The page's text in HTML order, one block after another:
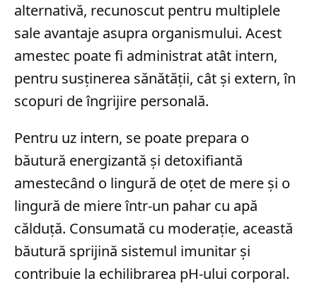
alternativă, recunoscut pentru multiplele
sale avantaje asupra organismului. Acest
amestec poate fi administrat atât intern,
pentru susținerea sănătății, cât și extern, în
scopuri de îngrijire personală.
Pentru uz intern, se poate prepara o
băutură energizantă și detoxifiantă
amestecând o lingură de oțet de mere și o
lingură de miere într-un pahar cu apă
călduță. Consumată cu moderație, această
băutură sprijină sistemul imunitar și
contribuie la echilibrarea pH-ului corporal.